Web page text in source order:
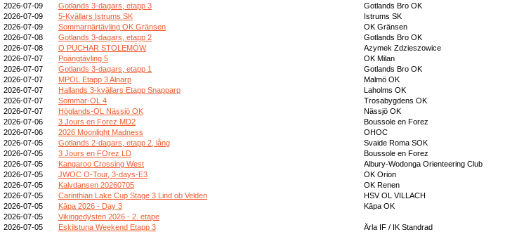
2026-07-09
Gotlands 3-dagars, etapp 3
Gotlands Bro OK
2026-07-09
5-Kvällars Istrums SK
Istrums SK
2026-07-09
Sommarnärtävling OK Gränsen
OK Gränsen
2026-07-08
Gotlands 3-dagars, etapp 2
Gotlands Bro OK
2026-07-08
O PUCHAR STOLEMÓW
Azymek Zdzieszowice
2026-07-07
Poängtävling 5
OK Milan
2026-07-07
Gotlands 3-dagars, etapp 1
Gotlands Bro OK
2026-07-07
MPOL Etapp 3 Alnarp
Malmö OK
2026-07-07
Hallands 3-kvällars Etapp Snapparp
Laholms OK
2026-07-07
Sommar-OL 4
Trosabygdens OK
2026-07-07
Höglands-OL Nässjö OK
Nässjö OK
2026-07-06
3 Jours en Forez MD2
Boussole en Forez
2026-07-06
2026 Moonlight Madness
OHOC
2026-07-05
Gotlands 2-dagars, etapp 2, lång
Svaide Roma SOK
2026-07-05
3 Jours en FOrez LD
Boussole en Forez
2026-07-05
Kangaroo Crossing West
Albury-Wodonga Orienteering Club
2026-07-05
JWOC O-Tour, 3-days-E3
OK Orion
2026-07-05
Kalvdansen 20260705
OK Renen
2026-07-05
Carinthian Lake Cup Stage 3 Lind ob Velden
HSV OL VILLACH
2026-07-05
Kāpa 2026 - Day 3
Kāpa OK
2026-07-05
Vikingedysten 2026 - 2. etape
2026-07-05
Eskilstuna Weekend Etapp 3
Ärla IF / IK Standrad